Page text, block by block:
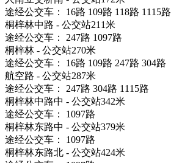
途经公交车： 16路 109路 118路 1115路
桐梓林中路 - 公交站211米
途经公交车： 247路 1097路
桐梓林 - 公交站270米
途经公交车： 16路 109路 247路 304路
航空路 - 公交站287米
途经公交车： 247路 304路 1115路
桐梓林中路中 - 公交站342米
途经公交车： 1097路
桐梓林东路中 - 公交站379米
途经公交车： 1097路
桐梓林东路北 - 公交站424米